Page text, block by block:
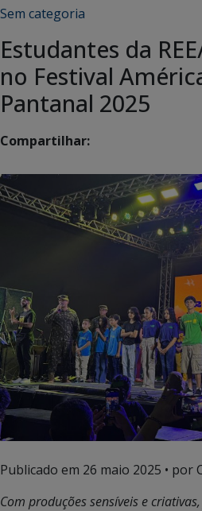
Sem categoria
Estudantes da
no Festival
Pantanal 2025
Compartilhar:
Publicado em 26 maio 2025 • por
Com produções sensíveis e